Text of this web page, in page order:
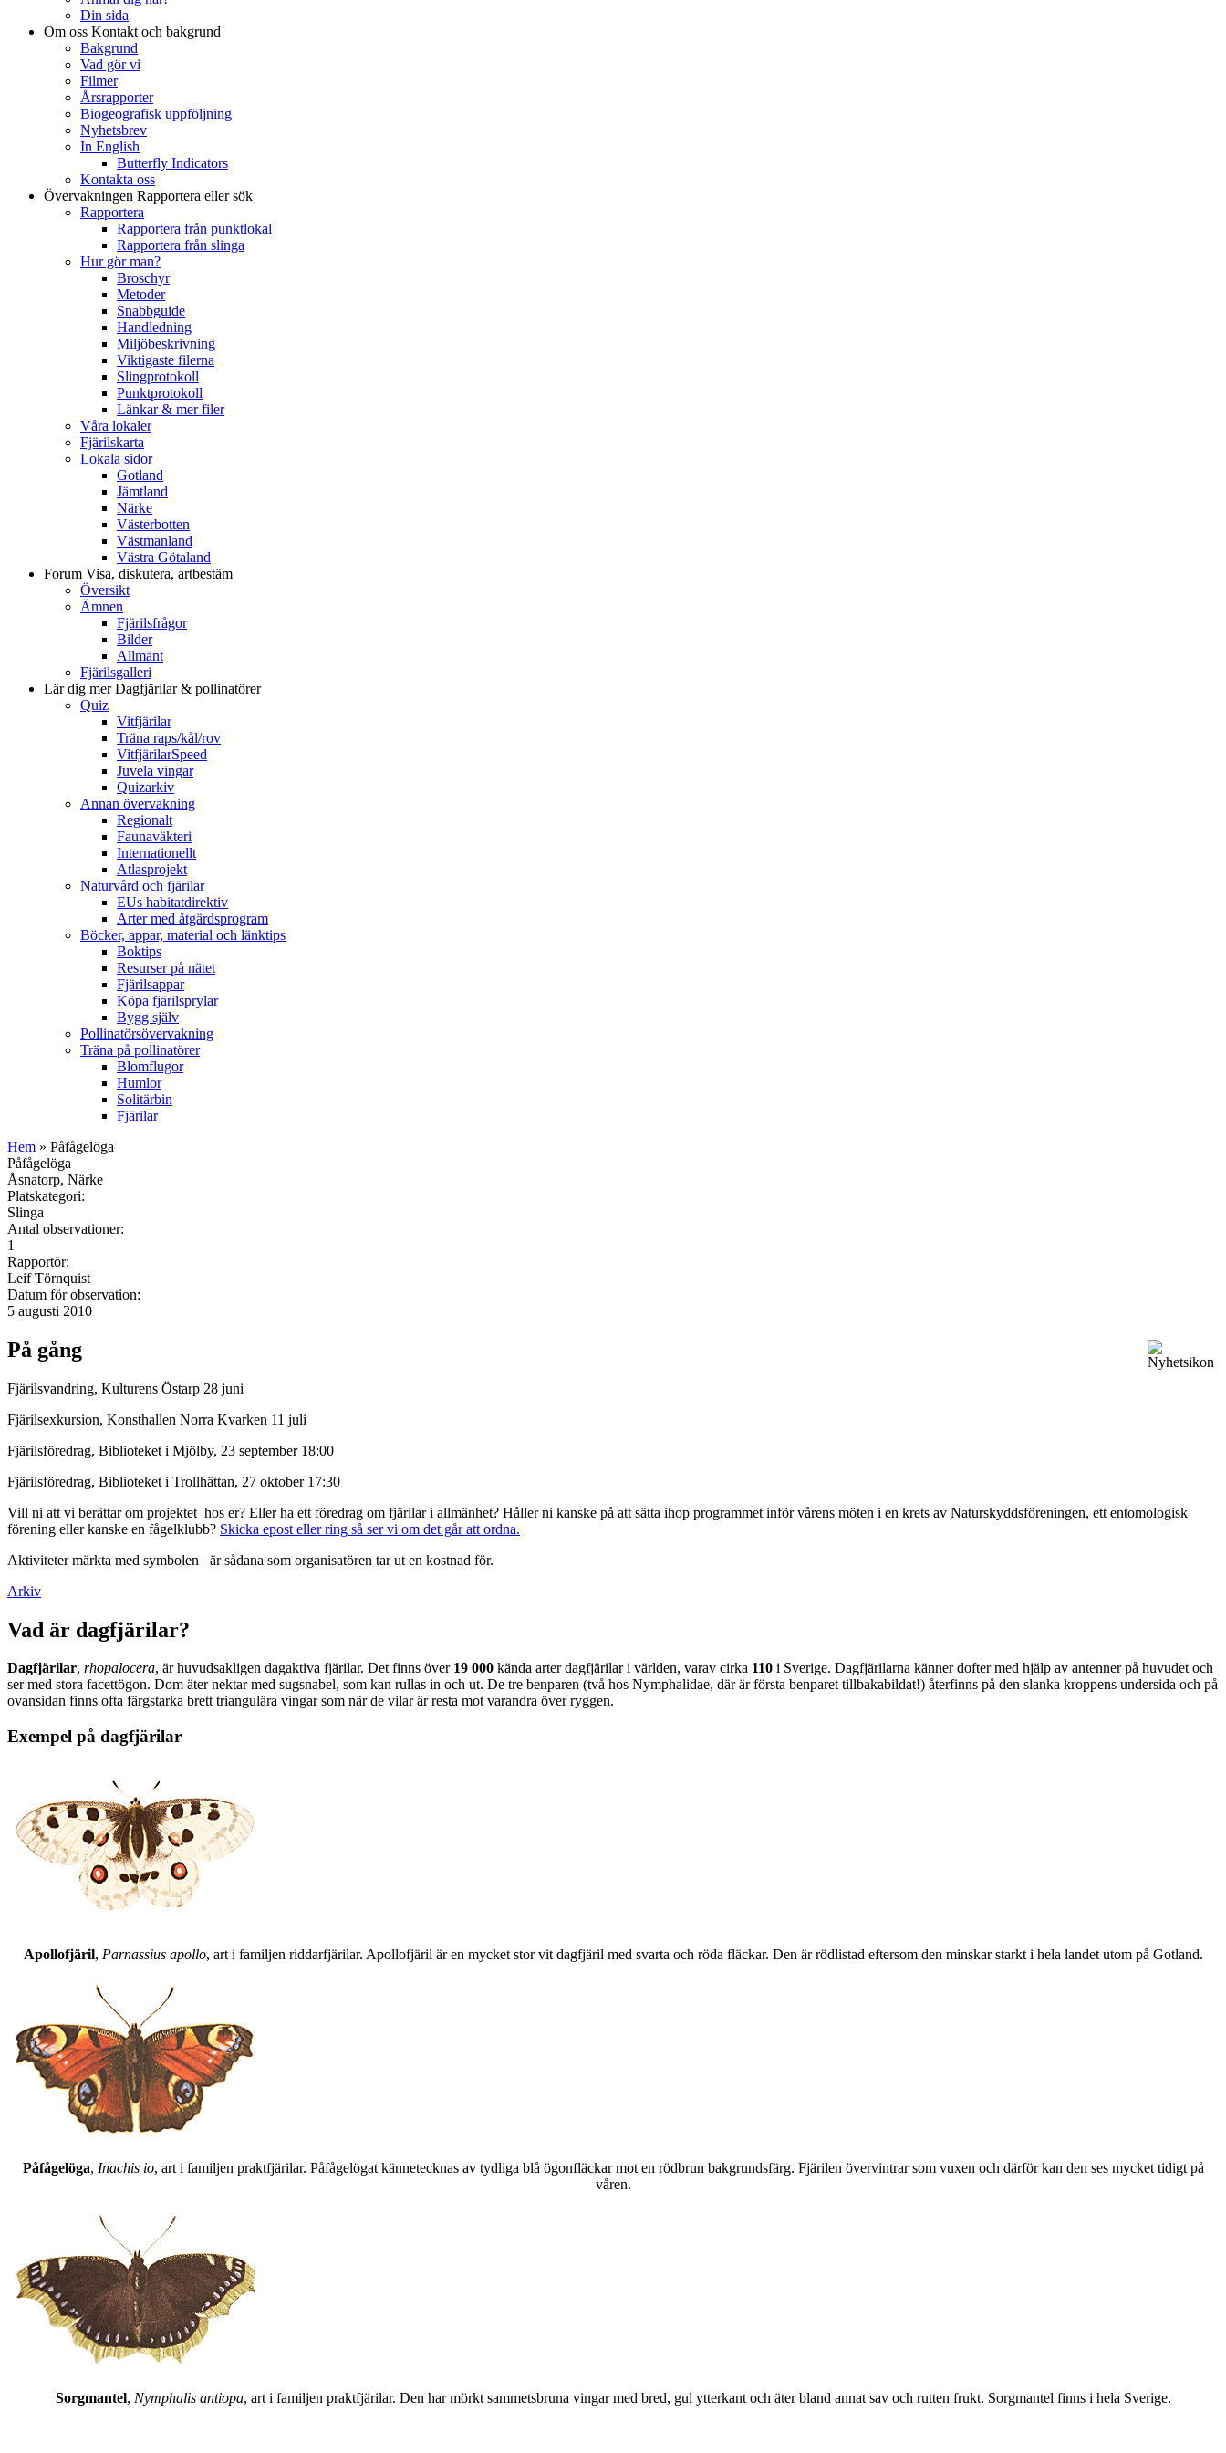
Din sida
Om oss Kontakt och bakgrund
Bakgrund
Vad gör vi
Filmer
Årsrapporter
Biogeografisk uppföljning
Nyhetsbrev
In English
Butterfly Indicators
Kontakta oss
Övervakningen Rapportera eller sök
Rapportera
Rapportera från punktlokal
Rapportera från slinga
Hur gör man?
Broschyr
Metoder
Snabbguide
Handledning
Miljöbeskrivning
Viktigaste filerna
Slingprotokoll
Punktprotokoll
Länkar & mer filer
Våra lokaler
Fjärilskarta
Lokala sidor
Gotland
Jämtland
Närke
Västerbotten
Västmanland
Västra Götaland
Forum Visa, diskutera, artbestäm
Översikt
Ämnen
Fjärilsfrågor
Bilder
Allmänt
Fjärilsgalleri
Lär dig merDagfjärilar & pollinatörer
Quiz
Vitfjärilar
Träna raps/kål/rov
VitfjärilarSpeed
Juvela vingar
Quizarkiv
Annan övervakning
Regionalt
Faunaväkteri
Internationellt
Atlasprojekt
Naturvård och fjärilar
EUs habitatdirektiv
Arter med åtgärdsprogram
Böcker, appar, material och länktips
Boktips
Resurser på nätet
Fjärilsappar
Köpa fjärilsprylar
Bygg själv
Pollinatörsövervakning
Träna på pollinatörer
Blomflugor
Humlor
Solitärbin
Fjärilar
Hem » Påfågelöga
Påfågelöga
Åsnatorp, Närke
Platskategori:
Slinga
Antal observationer:
1
Rapportör:
Leif Törnquist
Datum för observation:
5 augusti 2010
På gång
Fjärilsvandring, Kulturens Östarp 28 juni
Fjärilsexkursion, Konsthallen Norra Kvarken 11 juli
Fjärilsföredrag, Biblioteket i Mjölby, 23 september 18:00
Fjärilsföredrag, Biblioteket i Trollhättan, 27 oktober 17:30
Vill ni att vi berättar om projektet hos er? Eller ha ett föredrag om fjärilar i allmänhet? Håller ni kanske på att sätta ihop programmet inför vårens möten i en krets av Naturskyddsföreningen, ett entomologisk
förening eller kanske en fågelklubb? Skicka epost eller ring så ser vi om det går att ordna.
Aktiviteter märkta med symbolen
är sådana som organisatören tar ut en kostnad för.
Arkiv
Vad är dagfjärilar?
Dagfjärilar, rhopalocera, är huvudsakligen dagaktiva fjärilar. Det finns över 19 000 kända arter dagfjärilar i världen, varav cirka 110 i Sverige. Dagfjärilarna känner dofter med hjälp av antenner på huvudet och
ser med stora facettögon. Dom äter nektar med sugsnabel, som kan rullas in och ut. De tre benparen (två hos Nymphalidae, där är första benparet tillbakabildat!) återfinns på den slanka kroppens undersida och på
ovansidan finns ofta färgstarka brett triangulära vingar som när de vilar är resta mot varandra över ryggen.
Exempel på dagfjärilar
Apollofjäril, Parnassius apollo, art i familjen riddarfjärilar. Apollofjäril är en mycket stor vit dagfjäril med svarta och röda fläckar. Den är rödlistad eftersom den minskar starkt i hela landet utom på Gotland.
Påfågelöga, Inachis io, art i familjen praktfjärilar. Påfågelögat kännetecknas av tydliga blå ögonfläckar mot en rödbrun bakgrundsfärg. Fjärilen övervintrar som vuxen och därför kan den ses mycket tidigt på
våren.
Sorgmantel, Nymphalis antiopa, art i familjen praktfjärilar. Den har mörkt sammetsbruna vingar med bred, gul ytterkant och äter bland annat sav och rutten frukt. Sorgmantel finns i hela Sverige.